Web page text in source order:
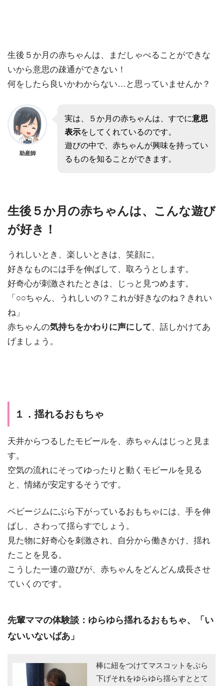
生後５か月の赤ちゃんは、まだしゃべることができな
いから意思の疎通ができない！
何をしたら良いかわからない…と思っていませんか？
助産師
実は、５か月の赤ちゃんは、すでに意思
表示をしてくれているのです。
遊びの中で、赤ちゃんが興味を持ってい
るものを知ることができます。
生後５か月の赤ちゃんは、こんな遊び
が好き！
うれしいとき、楽しいときは、 笑顔に。
好きなものには手を伸ばして、取ろうとします。
好奇心が刺激されたときは、じっと見つめます。
「○○ちゃん、うれしいの？これが好きなのね？きれい
ね」
赤ちゃんの気持ちをかわりに声にして、話しかけてあ
げましょう。
１．揺れるおもちゃ
天井からつるしたモビールを、赤ちゃんはじっと見ま
す。
空気の流れにそってゆったりと動くモビールを見る
と、情緒が安定するそうです。
ベビージムにぶら下がっているおもちゃには、手を伸
ばし、さわって揺らすでしょう。
見た物に好奇心を刺激され、自分から働きかけ、揺れ
たことを見る。
こうした一連の遊びが、赤ちゃんをどんどん成長させ
ていくのです。
先輩ママの体験談：ゆらゆら揺れるおもちゃ、「い
ないいないばあ」
棒に紐をつけてマスコットをぶら
下げそれをゆらゆら揺らすととて